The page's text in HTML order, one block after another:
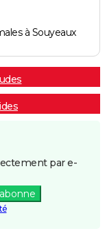
à Souyeaux
par e-